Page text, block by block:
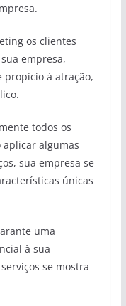
os clientes
empresa,
à atração,
todos os
algumas
sua empresa se
únicas
uma
à sua
se mostra